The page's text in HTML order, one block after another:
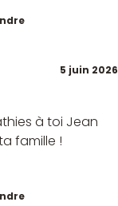
5 juin 2026
à toi Jean
famille !